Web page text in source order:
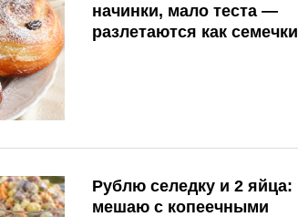
начинки, мало теста —
разлетаются как семечки
Рублю селедку и 2 яйца:
мешаю с копеечными